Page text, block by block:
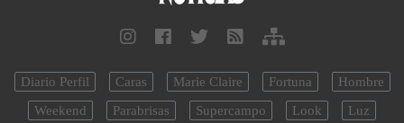
Diario Perfil Caras Marie Claire Fortuna
Hombre
Weekend
Parabrisas Supercampo Look Luz